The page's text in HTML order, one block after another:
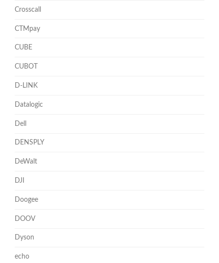
Crosscall
CTMpay
CUBE
CUBOT
D-LINK
Datalogic
Dell
DENSPLY
DeWalt
DJI
Doogee
DOOV
Dyson
echo